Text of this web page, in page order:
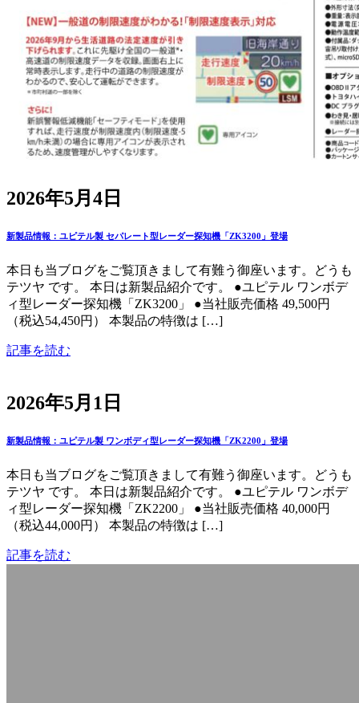
2026年5月4日
新製品情報：ユピテル製 セパレート型レーダー探知機「ZK3200」登場
本日も当ブログをご覧頂きまして有難う御座います。どうも
テツヤ です。 本日は新製品紹介です。 ●ユピテル ワンボデ
ィ型レーダー探知機「ZK3200」 ●当社販売価格 49,500円
（税込54,450円） 本製品の特徴は […]
記事を読む
2026年5月1日
新製品情報：ユピテル製 ワンボディ型レーダー探知機「ZK2200」登場
本日も当ブログをご覧頂きまして有難う御座います。どうも
テツヤ です。 本日は新製品紹介です。 ●ユピテル ワンボデ
ィ型レーダー探知機「ZK2200」 ●当社販売価格 40,000円
（税込44,000円） 本製品の特徴は […]
記事を読む